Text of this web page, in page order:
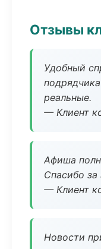
Отзывы
Удобный
реальные.
— Клиент
Афиша
Спасибо за
— Клиент
Новости